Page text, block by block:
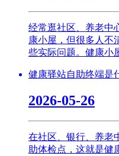
经常逛社区、养老中
康小屋，但很多人不
些实际问题。健康小
健康驿站自助终端是
2026-05-26
在社区、银行、养老
助体检点，这就是健